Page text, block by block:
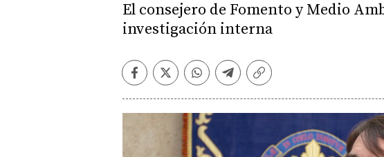
El consejero de Fomento y Medio
investigación interna
Facebook
TwitterWhatsapp
Telegram
Copiar